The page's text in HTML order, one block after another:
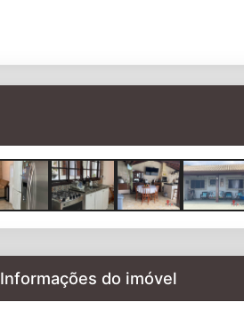
Informações do imóvel